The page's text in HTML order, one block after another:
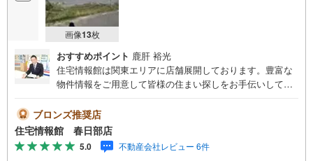
画像13枚
おすすめポイント 鹿肝 裕光
住宅情報館は関東エリアに店舗展開しております。豊富な
物件情報をご用意して皆様の住まい探しをお手伝いしてお
さい。住宅ローン相談会も同時開催中無理のない住宅ロー
ンの試算やご購入の際にかかる諸費用の概算も行っており
ます。しっかりとした資金計画のアドバイスをさせて頂き
ますので、お気軽にご相談ください。
ブロンズ推奨店
住宅情報館 春日部店
5.0 不動産会社レビュー 6件